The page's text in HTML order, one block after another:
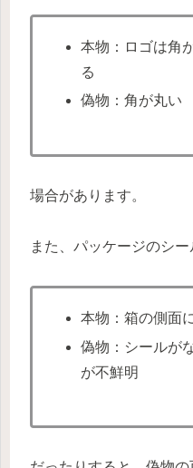
本物：ロゴは角
る
偽物：角が丸い
場合があります。
また、パッケージのシー
本物：箱の側面
偽物：シールが
が不鮮明